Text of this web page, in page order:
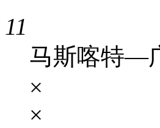
11
马斯喀特—
×
×